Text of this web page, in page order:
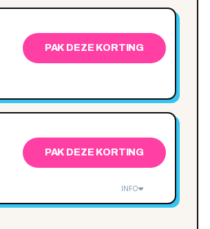
PAK DEZE KORTING
PAK DEZE KORTING
INFO